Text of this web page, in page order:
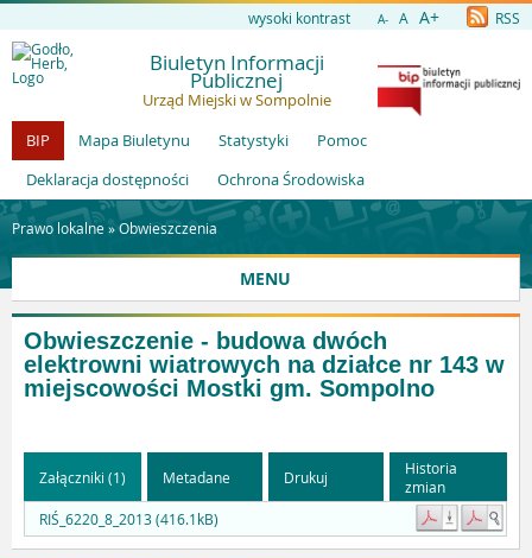
wysoki kontrast A- A A+ RSS
Biuletyn Informacji
Publicznej
Urząd Miejski w Sompolnie
BIP
Mapa Biuletynu Statystyki
Pomoc
Deklaracja dostępności
Ochrona Środowiska
Prawo lokalne »Obwieszczenia
MENU
Obwieszczenie - budowa dwóch
elektrowni wiatrowych na działce nr 143 w
miejscowości Mostki gm. Sompolno
Załączniki (1) Metadane Drukuj
Historia
zmian
RIŚ_6220_8_2013 (416.1kB)